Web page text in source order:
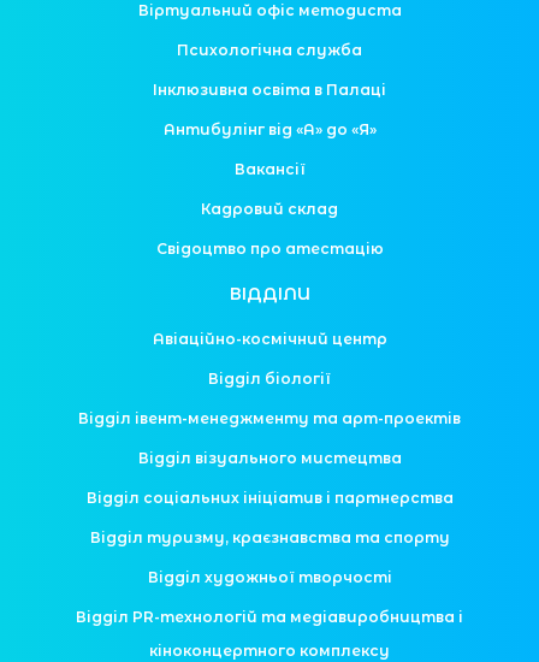
Віртуальний офіс методиста
Психологічна служба
Інклюзивна освіта в Палаці
Антибулінг від «А» до «Я»
Вакансії
Кадровий склад
Свідоцтво про атестацію
ВІДДІЛИ
Авіаційно-космічний центр
Відділ біології
Відділ івент-менеджменту та арт-проектів
Відділ візуального мистецтва
Відділ соціальних ініціатив і партнерства
Відділ туризму, краєзнавства та спорту
Відділ художньої творчості
Відділ PR-технологій та медіавиробництва і
кіноконцертного комплексу